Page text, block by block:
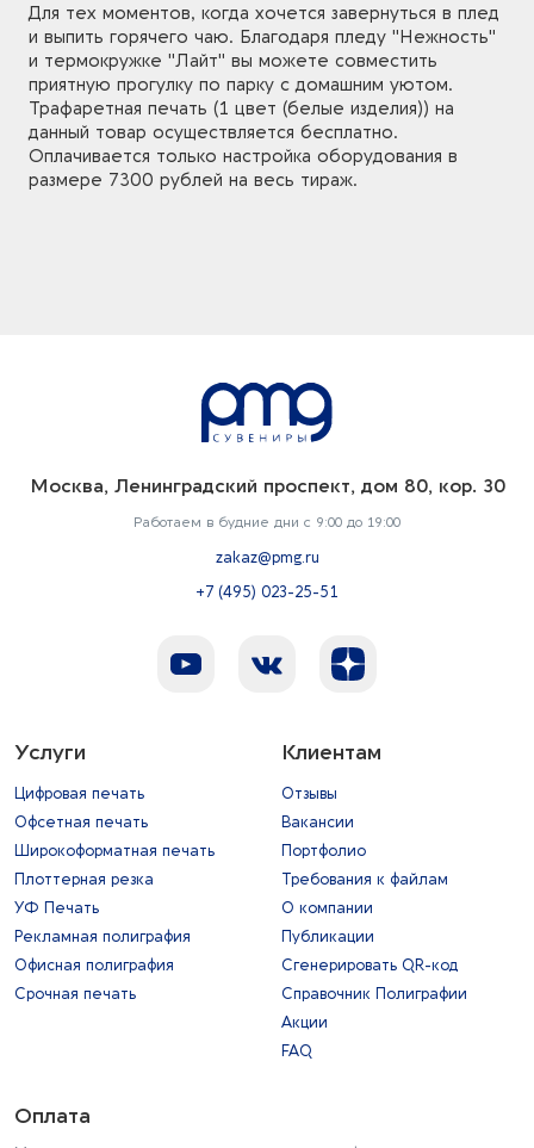
Для тех моментов, когда хочется завернуться в плед
и выпить горячего чаю. Благодаря пледу "Нежность"
и термокружке "Лайт" вы можете совместить
приятную прогулку по парку с домашним уютом.
Трафаретная печать (1 цвет (белые изделия)) на
данный товар осуществляется бесплатно.
Оплачивается только настройка оборудования в
размере 7300 рублей на весь тираж.
Москва, Ленинградский проспект, дом 80, кор. 30
Работаем в будние дни с 9:00 до 19:00
zakaz@pmg.ru
+7 (495) 023-25-51
Услуги
Цифровая печать
Офсетная печать
Широкоформатная печать
Плоттерная резка
УФ Печать
Рекламная полиграфия
Офисная полиграфия
Срочная печать
Клиентам
Отзывы
Вакансии
Портфолио
Требования к файлам
О компании
Публикации
Сгенерировать QR-код
Справочник Полиграфии
Акции
FAQ
Оплата